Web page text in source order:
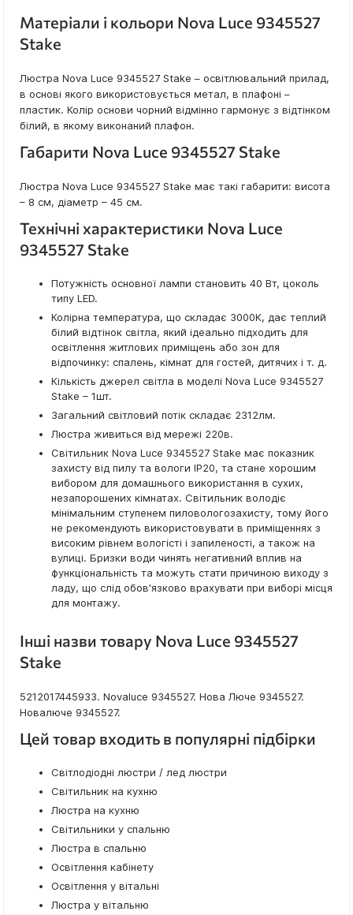
Матеріали і кольори Nova Luce 9345527
Stake
Люстра Nova Luce 9345527 Stake – освітлювальний прилад,
в основі якого використовується метал, в плафоні –
пластик. Колір основи чорний відмінно гармонує з відтінком
білий, в якому виконаний плафон.
Габарити Nova Luce 9345527 Stake
Люстра Nova Luce 9345527 Stake має такі габарити: висота
– 8 см, діаметр – 45 см.
Технічні характеристики Nova Luce
9345527 Stake
Потужність основної лампи становить 40 Вт, цоколь
типу LED.
Колірна температура, що складає 3000К, дає теплий
білий відтінок світла, який ідеально підходить для
освітлення житлових приміщень або зон для
відпочинку: спалень, кімнат для гостей, дитячих і т. д.
Кількість джерел світла в моделі Nova Luce 9345527
Stake – 1шт.
Загальний світловий потік складає 2312лм.
Люстра живиться від мережі 220в.
Світильник Nova Luce 9345527 Stake має показник
захисту від пилу та вологи IP20, та стане хорошим
вибором для домашнього використання в сухих,
незапорошених кімнатах. Світильник володіє
мінімальним ступенем пиловологозахисту, тому його
не рекомендують використовувати в приміщеннях з
високим рівнем вологісті і запиленості, а також на
вулиці. Бризки води чинять негативний вплив на
функціональність та можуть стати причиною виходу з
ладу, що слід обов'язково врахувати при виборі місця
для монтажу.
Інші назви товару Nova Luce 9345527
Stake
5212017445933. Novaluce 9345527. Нова Люче 9345527.
Новалюче 9345527.
Цей товар входить в популярні підбірки
Світлодіодні люстри / лед люстри
Світильник на кухню
Люстра на кухню
Світильники у спальню
Люстра в спальню
Освітлення кабінету
Освітлення у вітальні
Люстра у вітальню